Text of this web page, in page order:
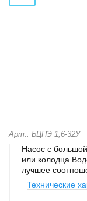
Арт.: БЦПЭ 1,6-32У
Насос с
или колодца
лучшее
Технические